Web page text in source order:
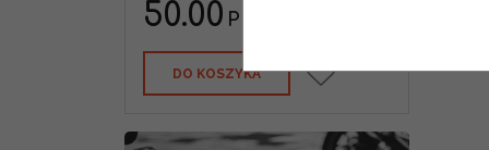
50.00 PLN
DO KOSZYKA